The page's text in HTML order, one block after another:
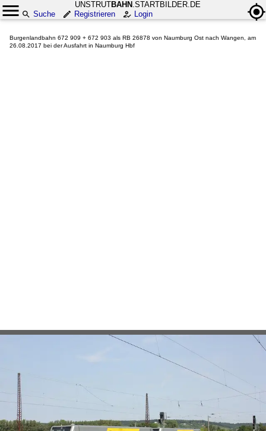
UNSTRUTBAHN .STARTBILDER.DE
Suche
Registrieren Login
Burgenlandbahn 672 909 + 672 903 als RB 26878 von Naumburg Ost nach Wangen, am
26.08.2017 bei der Ausfahrt in Naumburg Hbf